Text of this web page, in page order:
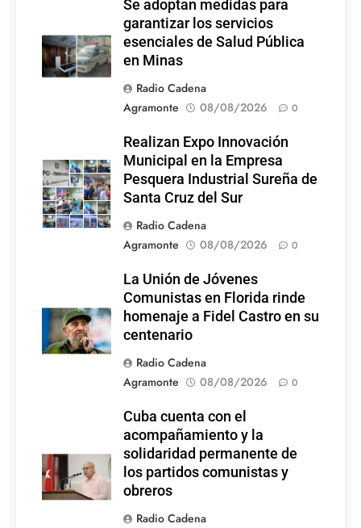
Se adoptan medidas para
garantizar los servicios
esenciales de Salud Pública
en Minas
Radio Cadena
Agramonte
08/08/2026 0
Realizan Expo Innovación
Municipal en la Empresa
Pesquera Industrial Sureña de
Santa Cruz del Sur
Radio Cadena
Agramonte
08/08/2026 0
La Unión de Jóvenes
Comunistas en Florida rinde
homenaje a Fidel Castro en su
centenario
Radio Cadena
Agramonte
08/08/2026 0
Cuba cuenta con el
acompañamiento y la
solidaridad permanente de
los partidos comunistas y
obreros
Radio Cadena